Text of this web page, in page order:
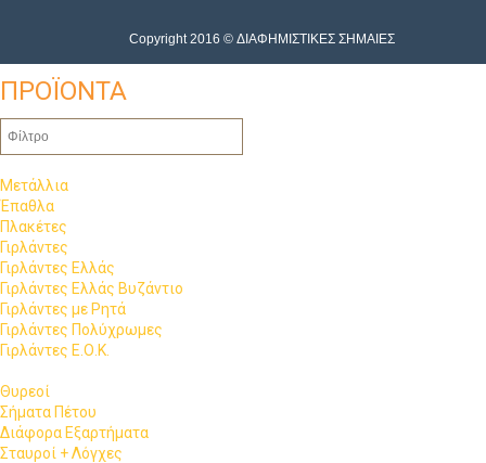
Copyright 2016 © ΔΙΑΦΗΜΙΣΤΙΚΕΣ ΣΗΜΑΙΕΣ
ΠΡΟΪΟΝΤΑ
Μετάλλια
Έπαθλα
Πλακέτες
Γιρλάντες
Γιρλάντες Ελλάς
Γιρλάντες Ελλάς Βυζάντιο
Γιρλάντες με Ρητά
Γιρλάντες Πολύχρωμες
Γιρλάντες Ε.Ο.Κ.
Θυρεοί
Σήματα Πέτου
Διάφορα Εξαρτήματα
Σταυροί + Λόγχες